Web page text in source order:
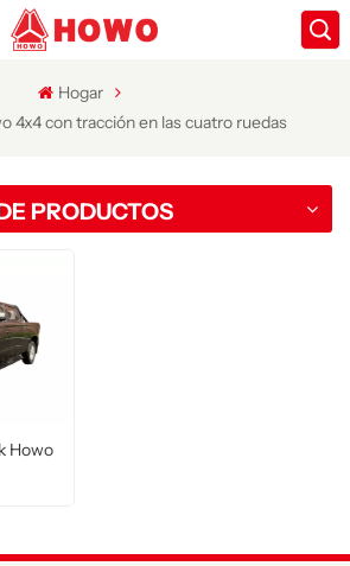
Hogar
4x4 con tracción en las cuatro ruedas
PRODUCTOS
Howo